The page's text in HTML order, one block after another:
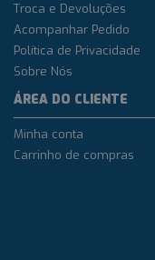
Troca e Devoluções
Acompanhar Pedido
Política de Privacidade
Sobre Nós
ÁREA DO CLIENTE
Minha conta
Carrinho de compras